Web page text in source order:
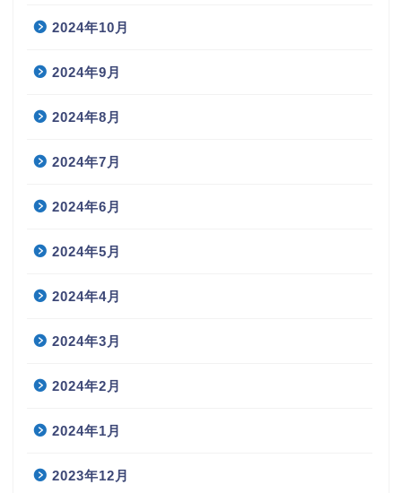
2024年10月
2024年9月
2024年8月
2024年7月
2024年6月
2024年5月
2024年4月
2024年3月
2024年2月
2024年1月
2023年12月